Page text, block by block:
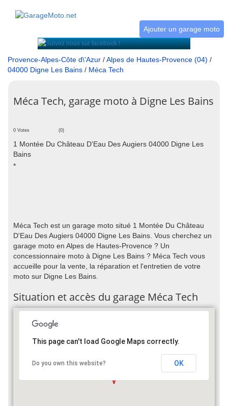
Ajouter un garage moto
Provence-Alpes-Côte d\'Azur /Alpes de Hautes-Provence (04) /
04000 Digne Les Bains / Méca Tech
Méca Tech, garage moto à Digne Les Bains
0 Votes (0)
1 Montée Du Château D'Eau Des Augiers 04000 Digne Les
Bains
*
Méca Tech est un garage moto situé 1 Montée Du Château
D'Eau Des Augiers 04000 Digne Les Bains. Vous cherchez un
garage moto en Alpes de Hautes-Provence ? Un
concessionnaire moto à Digne Les Bains ? Méca Tech vous
accueille pour la vente, la réparation et l'entretien de votre
moto sur Digne Les Bains.
Situation et accès du garage Méca Tech
This page can't load Google Maps correctly.
Do you own this website? OK